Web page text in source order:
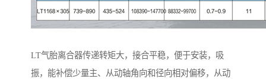
LT气胎离合器传递转矩大，接合平稳，便于安装，吸
振，能补偿少量主、从动轴角向和径向相对偏移，从动